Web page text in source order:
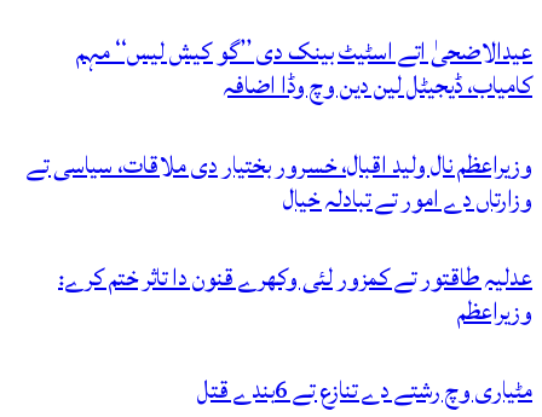
عیدالاضحیٰ اتے اسٹیٹ بینک دی ’’گو کیش لیس‘‘ مہم
کامیاب، ڈیجیٹل لین دین وچ وڈا اضافہ
وزیراعظم نال ولید اقبال، خسرور بختیار دی ملاقات، سیاسی تے
وزارتاں دے امور تے تبادلہ خیال
عدلیہ طاقتور تے کمزور لئی وکھرے قنون دا تاثر ختم کرے:
وزیراعظم
مٹیاری وچ رشتے دے تنازع تے 6بندے قتل